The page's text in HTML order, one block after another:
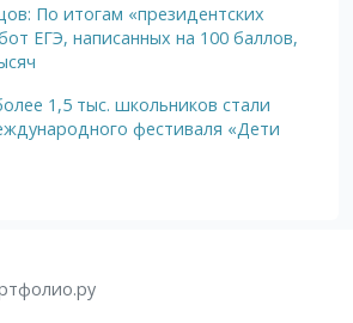
По итогам «президентских
ЕГЭ, написанных на 100 баллов,
1,5 тыс. школьников стали
фестиваля «Дети